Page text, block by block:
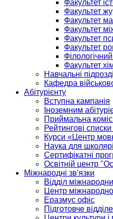
Факультет
Факультет
Факультет
Факультет
Факультет
Факультет
Факультет
Навчальні
Кафедра
Абітурієнту
Вступна кампанія
Іноземним
Приймальна
Рейтингові
Курси «Центр
Наука для
Сертифікатні
Освітній центр
Міжнародні зв'язки
Відділ
Центр
Еразмус офіс
Підготовче